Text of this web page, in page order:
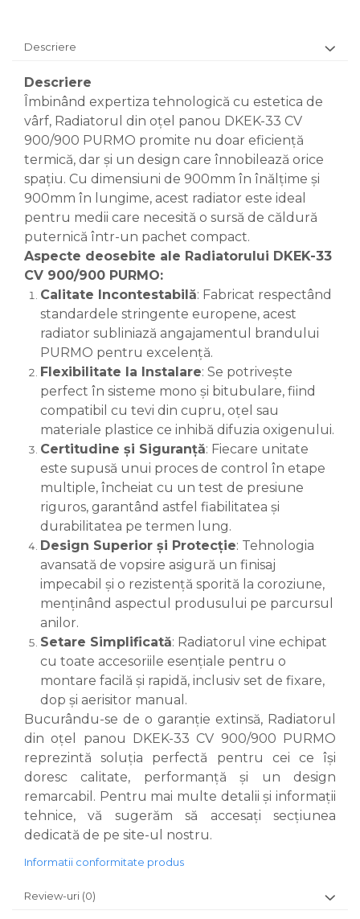
Descriere
Descriere
Îmbinând expertiza tehnologică cu estetica de
vârf, Radiatorul din oțel panou DKEK-33 CV
900/900 PURMO promite nu doar eficiență
termică, dar și un design care înnobilează orice
spațiu. Cu dimensiuni de 900mm în înălțime și
900mm în lungime, acest radiator este ideal
pentru medii care necesită o sursă de căldură
puternică într-un pachet compact.
Aspecte deosebite ale Radiatorului DKEK-33
CV 900/900 PURMO:
Calitate Incontestabilă: Fabricat respectând
standardele stringente europene, acest
radiator subliniază angajamentul brandului
PURMO pentru excelență.
Flexibilitate la Instalare: Se potrivește
perfect în sisteme mono și bitubulare, fiind
compatibil cu tevi din cupru, oțel sau
materiale plastice ce inhibă difuzia oxigenului.
Certitudine și Siguranță: Fiecare unitate
este supusă unui proces de control în etape
multiple, încheiat cu un test de presiune
riguros, garantând astfel fiabilitatea și
durabilitatea pe termen lung.
Design Superior și Protecție: Tehnologia
avansată de vopsire asigură un finisaj
impecabil și o rezistență sporită la coroziune,
menținând aspectul produsului pe parcursul
anilor.
Setare Simplificată: Radiatorul vine echipat
cu toate accesoriile esențiale pentru o
montare facilă și rapidă, inclusiv set de fixare,
dop și aerisitor manual.
Bucurându-se de o garanție extinsă, Radiatorul
din oțel panou DKEK-33 CV 900/900 PURMO
reprezintă soluția perfectă pentru cei ce își
doresc calitate, performanță și un design
remarcabil. Pentru mai multe detalii și informații
tehnice, vă sugerăm să accesați secțiunea
dedicată de pe site-ul nostru.
Informatii conformitate produs
Review-uri (0)